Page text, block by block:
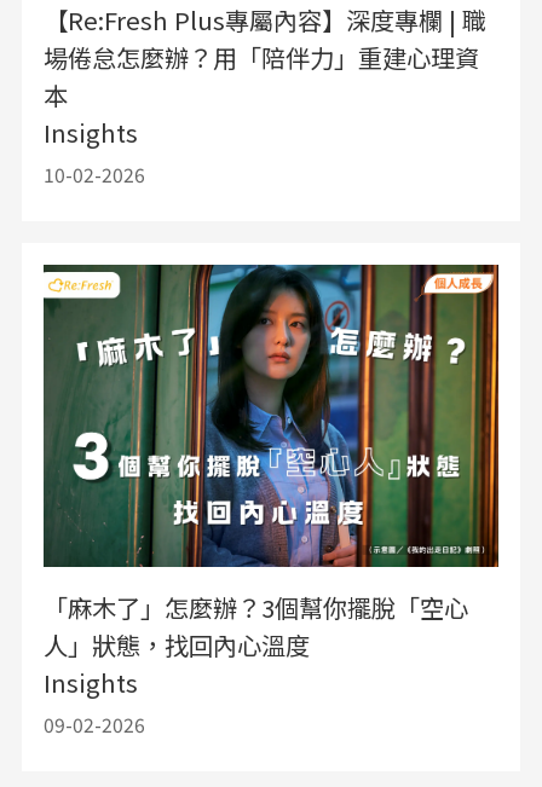
【Re:Fresh Plus專屬內容】深度專欄 | 職
場倦怠怎麼辦？用「陪伴力」重建心理資
本
Insights
10-02-2026
「麻木了」怎麼辦？3個幫你擺脫「空心
人」狀態，找回內心溫度
Insights
09-02-2026